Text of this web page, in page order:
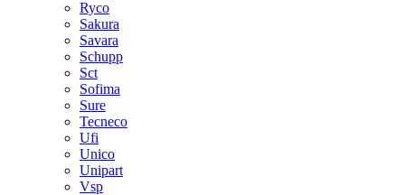
Ryco
Sakura
Savara
Schupp
Sct
Sofima
Sure
Tecneco
Ufi
Unico
Unipart
Vsp